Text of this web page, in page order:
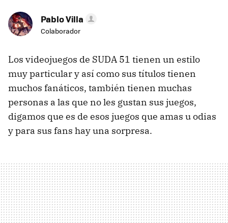
Pablo Villa
Colaborador
Los videojuegos de SUDA 51 tienen un estilo
muy particular y así como sus títulos tienen
muchos fanáticos, también tienen muchas
personas a las que no les gustan sus juegos,
digamos que es de esos juegos que amas u odias
y para sus fans hay una sorpresa.